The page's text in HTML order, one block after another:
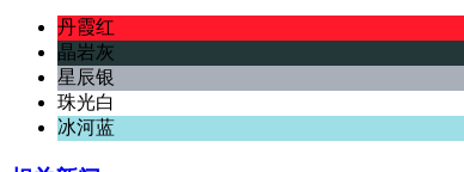
丹霞红
晶岩灰
星辰银
珠光白
冰河蓝